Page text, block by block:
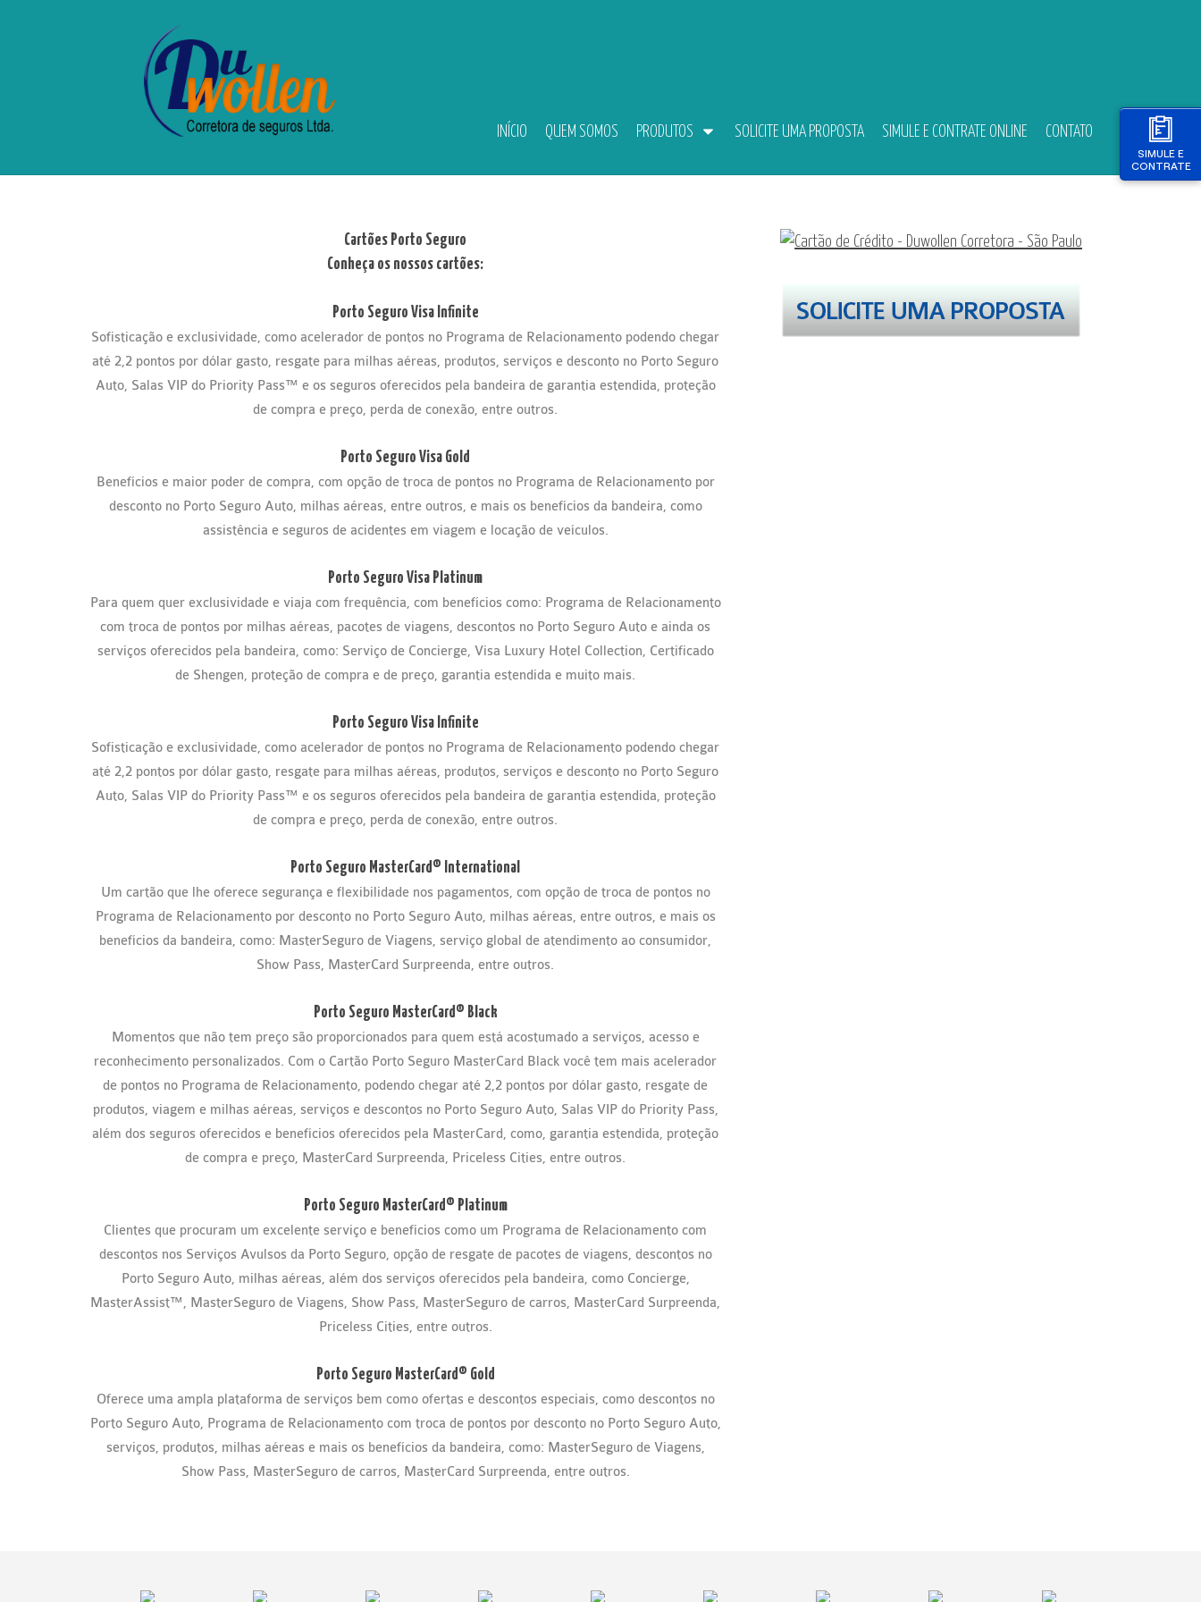
SIMULE E
CONTRATE
INÍCIO QUEM SOMOS PRODUTOS SOLICITE UMA PROPOSTA SIMULE E CONTRATE ONLINE CONTATO
Cartões Porto Seguro
Conheça os nossos cartões:
Porto Seguro Visa Infinite
Sofisticação e exclusividade, como acelerador de pontos no Programa de Relacionamento podendo chegar
até 2,2 pontos por dólar gasto, resgate para milhas aéreas, produtos, serviços e desconto no Porto Seguro
Auto, Salas VIP do Priority Pass™ e os seguros oferecidos pela bandeira de garantia estendida, proteção
de compra e preço, perda de conexão, entre outros.
Porto Seguro Visa Gold
Benefícios e maior poder de compra, com opção de troca de pontos no Programa de Relacionamento por
desconto no Porto Seguro Auto, milhas aéreas, entre outros, e mais os benefícios da bandeira, como
assistência e seguros de acidentes em viagem e locação de veículos.
Porto Seguro Visa Platinum
Para quem quer exclusividade e viaja com frequência, com benefícios como: Programa de Relacionamento
com troca de pontos por milhas aéreas, pacotes de viagens, descontos no Porto Seguro Auto e ainda os
serviços oferecidos pela bandeira, como: Serviço de Concierge, Visa Luxury Hotel Collection, Certificado
de Shengen, proteção de compra e de preço, garantia estendida e muito mais.
Porto Seguro Visa Infinite
Sofisticação e exclusividade, como acelerador de pontos no Programa de Relacionamento podendo chegar
até 2,2 pontos por dólar gasto, resgate para milhas aéreas, produtos, serviços e desconto no Porto Seguro
Auto, Salas VIP do Priority Pass™ e os seguros oferecidos pela bandeira de garantia estendida, proteção
de compra e preço, perda de conexão, entre outros.
Porto Seguro MasterCard® International
Um cartão que lhe oferece segurança e flexibilidade nos pagamentos, com opção de troca de pontos no
Programa de Relacionamento por desconto no Porto Seguro Auto, milhas aéreas, entre outros, e mais os
benefícios da bandeira, como: MasterSeguro de Viagens, serviço global de atendimento ao consumidor,
Show Pass, MasterCard Surpreenda, entre outros.
Porto Seguro MasterCard® Black
Momentos que não tem preço são proporcionados para quem está acostumado a serviços, acesso e
reconhecimento personalizados. Com o Cartão Porto Seguro MasterCard Black você tem mais acelerador
de pontos no Programa de Relacionamento, podendo chegar até 2,2 pontos por dólar gasto, resgate de
produtos, viagem e milhas aéreas, serviços e descontos no Porto Seguro Auto, Salas VIP do Priority Pass,
além dos seguros oferecidos e benefícios oferecidos pela MasterCard, como, garantia estendida, proteção
de compra e preço, MasterCard Surpreenda, Priceless Cities, entre outros.
Porto Seguro MasterCard® Platinum
Clientes que procuram um excelente serviço e benefícios como um Programa de Relacionamento com
descontos nos Serviços Avulsos da Porto Seguro, opção de resgate de pacotes de viagens, descontos no
Porto Seguro Auto, milhas aéreas, além dos serviços oferecidos pela bandeira, como Concierge,
MasterAssist™, MasterSeguro de Viagens, Show Pass, MasterSeguro de carros, MasterCard Surpreenda,
Priceless Cities, entre outros.
Porto Seguro MasterCard® Gold
Oferece uma ampla plataforma de serviços bem como ofertas e descontos especiais, como descontos no
Porto Seguro Auto, Programa de Relacionamento com troca de pontos por desconto no Porto Seguro Auto,
serviços, produtos, milhas aéreas e mais os benefícios da bandeira, como: MasterSeguro de Viagens,
Show Pass, MasterSeguro de carros, MasterCard Surpreenda, entre outros.